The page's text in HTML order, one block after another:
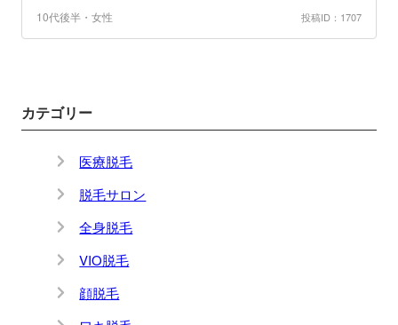
10代後半・女性 投稿ID：1707
カテゴリー
医療脱毛
脱毛サロン
全身脱毛
VIO脱毛
顔脱毛